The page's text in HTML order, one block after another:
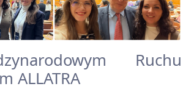
Ruchu
ALLATRA